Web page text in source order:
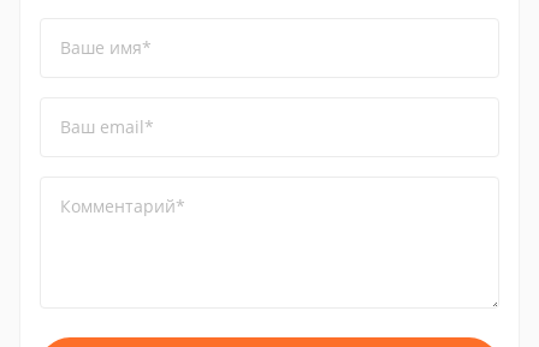
Ваше имя*
Ваш email*
Комментарий*